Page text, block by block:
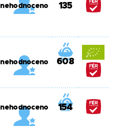
nehodnoceno 135
nehodnoceno 608
nehodnoceno 154